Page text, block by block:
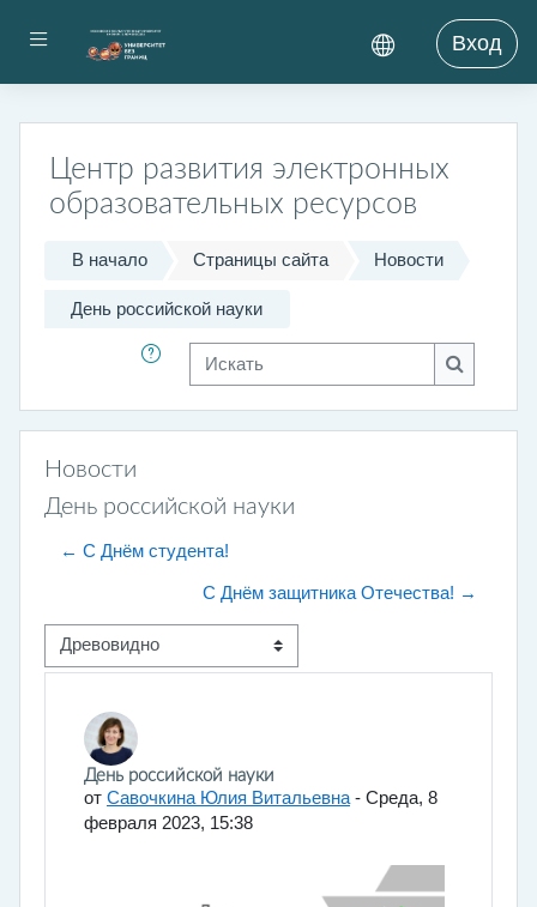
Боковая панель Вход
Центр развития электронных
образовательных ресурсов
В начало Страницы сайта Новости
День российской науки
Искать
Искать
Новости
День российской науки
← С Днём студента!
С Днём защитника Отечества! →
Режим отображения
День российской науки
от Савочкина Юлия Витальевна - Среда, 8
февраля 2023, 15:38
Количество ответов: 0